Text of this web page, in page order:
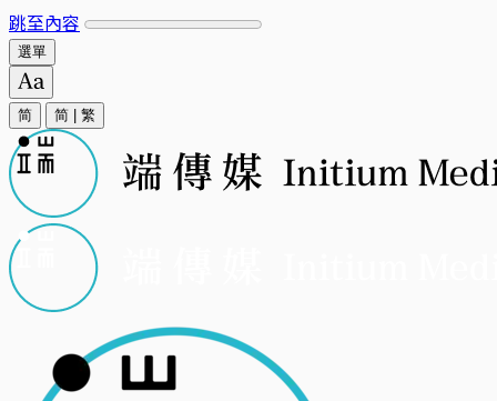
跳至內容
選單
简 简 繁